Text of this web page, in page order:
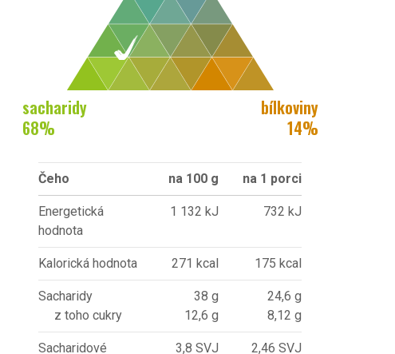
sacharidy
68%
bílkoviny
14%
Čeho na 100 g na 1 porci
Energetická
hodnota
1 132 kJ 732 kJ
Kalorická hodnota 271 kcal 175 kcal
Sacharidy
z toho cukry
38 g
12,6 g
24,6 g
8,12 g
Sacharidové
3,8 SVJ 2,46 SVJ